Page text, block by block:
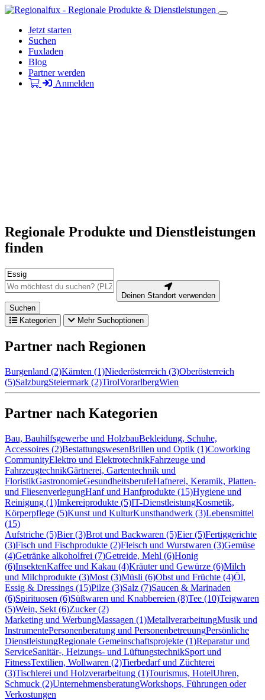
Jetzt starten
Suchen
Fuxladen
Blog
Partner werden
Anmelden
Regionale Produkte und Dienstleistungen
finden
Deinen Standort verwenden
Suchen
Kategorien
Mehr Suchoptionen
Partner nach Regionen
Burgenland (2)Kärnten (1)Niederösterreich (3)Oberösterreich
(5)SalzburgSteiermark (2)TirolVorarlbergWien
Partner nach Kategorien
Bau, Bauhilfsgewerbe und HolzbauBekleidung, Schuhe,
Accessoires (2)BestattungswesenBrillen und Optik (1)Coworking
CommunityElektro und ElektrotechnikFahrzeuge und
FahrzeugtechnikGärtnerei, Gartentechnik und
FloristikGastronomieGesundheitsberufeHafnerei, Keramik, Platten-
und FliesenverlegungHanf und Hanfprodukte (15)Hygiene und
Reinigung (1)Imkereiprodukte (5)IT-DienstleistungKosmetik,
Körperpflege (5)Kunst und KulturKunsthandwerk (3)Lebensmittel
(15)
Aufstriche (5)Bier (3)Brot und Backwaren (5)Eier (5)Fertiggerichte
(3)Fisch und Fischprodukte (2)Fleisch und Wurstwaren (3)Gemüse
(4)Getränke alkoholfrei (7)Getreide, Mehl (6)Honig
(6)InsektenKaffee und Kakau (4)Kräuter und Gewürze (6)Milch
und Milchprodukte (3)Most (3)Müsli (6)Obst und Früchte (4)Öl,
Essig & Dressings (15)Pilze (3)Salz (7)Saucen & Marinaden
(6)Spirituosen (6)Süßwaren und Knabbereien (8)Tee (10)Teigwaren
(5)Wein, Sekt (6)Zucker (2)
Marketing und WerbungMassagen (1)MetallverarbeitungMusik und
InstrumentePersonenberatung und PersonenbetreuungPersönliche
DienstleistungRegionale Gemeinschaftsprojekte (1)Reparatur und
ServiceSanitär-, Heizungs- und LüftungstechnikSport und
FitnessTextilien, Wollwaren (2)Tierbedarf und Züchterei
(3)Tischlerei und Holzverarbeitung (1)Tourismus, HotelUhren,
Schmuck (2)UnternehmensberatungWorkshops, Führungen oder
Verkostungen